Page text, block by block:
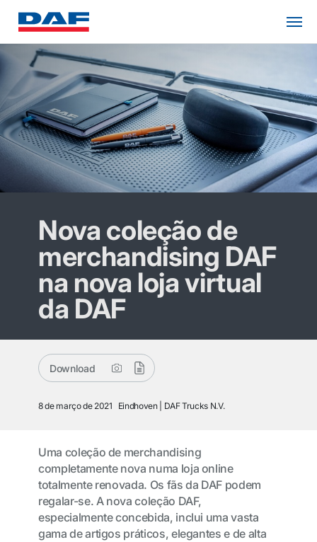
Nova coleção de
merchandising DAF
na nova loja virtual
da DAF
Download
8 de março de 2021 Eindhoven DAF Trucks N.V.
Uma coleção de merchandising
completamente nova numa loja online
totalmente renovada. Os fãs da DAF podem
regalar-se. A nova coleção DAF,
especialmente concebida, inclui uma vasta
gama de artigos práticos, elegantes e de alta